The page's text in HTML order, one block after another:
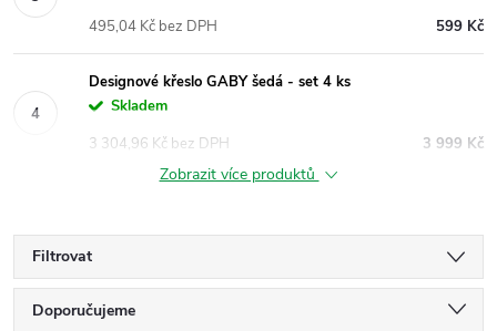
599 Kč
495,04 Kč bez DPH
Designové křeslo GABY šedá - set 4 ks
Skladem
3 999 Kč
3 304,96 Kč bez DPH
Zobrazit více produktů
Filtrovat
Ř
Doporučujeme